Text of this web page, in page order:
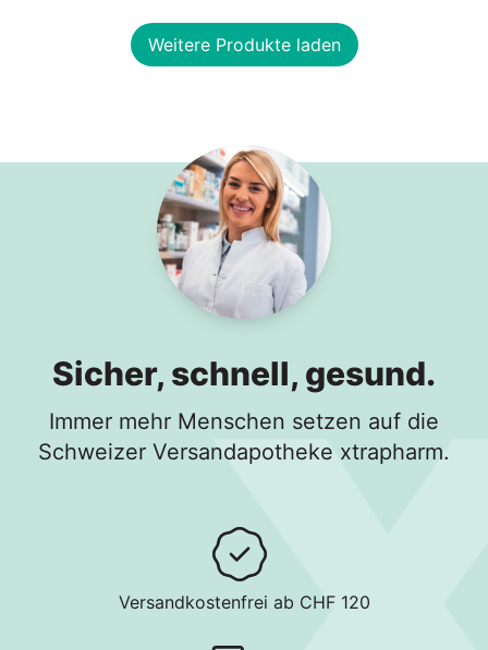
In den Warenkorb
Weitere Produkte laden
Sicher, schnell, gesund.
Immer mehr Menschen setzen auf die
Schweizer Versandapotheke xtrapharm.
Versandkostenfrei ab CHF 120